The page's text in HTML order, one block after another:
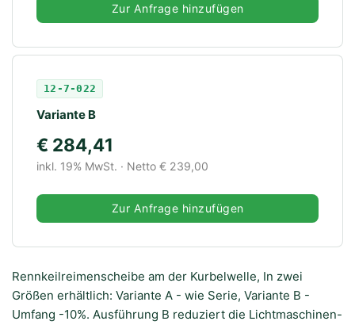
Zur Anfrage hinzufügen
12-7-022
Variante B
€ 284,41
inkl. 19% MwSt. · Netto € 239,00
Zur Anfrage hinzufügen
Rennkeilreimenscheibe am der Kurbelwelle, In zwei
Größen erhältlich: Variante A - wie Serie, Variante B -
Umfang -10%. Ausführung B reduziert die Lichtmaschinen-